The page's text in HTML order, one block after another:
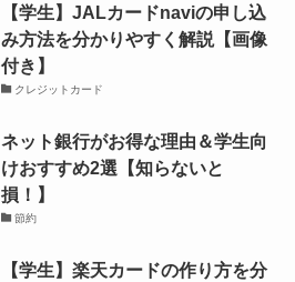
【学生】JALカードnaviの申し込
み方法を分かりやすく解説【画像
付き】
クレジットカード
ネット銀行がお得な理由＆学生向
けおすすめ2選【知らないと
損！】
節約
【学生】楽天カードの作り方を分